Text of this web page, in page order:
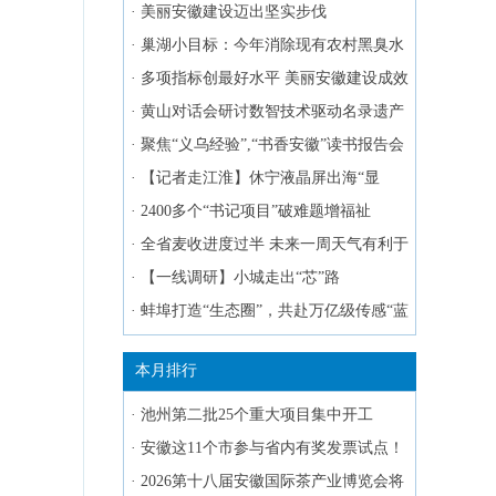
如何“向绿而生”？
· 美丽安徽建设迈出坚实步伐
· 巢湖小目标：今年消除现有农村黑臭水
体
· 多项指标创最好水平 美丽安徽建设成效
显著
· 黄山对话会研讨数智技术驱动名录遗产
可持续发展
· 聚焦“义乌经验”,“书香安徽”读书报告会
在合肥举办
·
【记者走江淮】休宁液晶屏出海“显
示”精彩
· 2400多个“书记项目”破难题增福祉
· 全省麦收进度过半 未来一周天气有利于
大规模抢收
·
【一线调研】小城走出“芯”路
· 蚌埠打造“生态圈”，共赴万亿级传感“蓝
本月排行
· 池州第二批25个重大项目集中开工
· 安徽这11个市参与省内有奖发票试点！
· 2026第十八届安徽国际茶产业博览会将